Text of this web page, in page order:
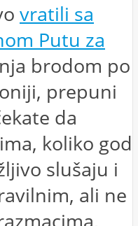
vratili sa
Putu za
brodom po
prepuni
da
koliko god
slušaju i
ali ne